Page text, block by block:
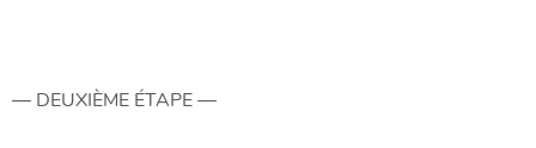
— DEUXIÈME ÉTAPE —